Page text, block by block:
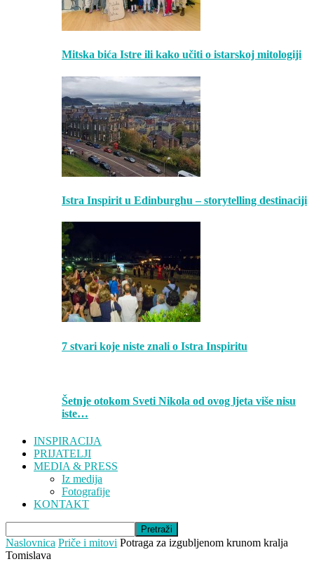
Mitska bića Istre ili kako učiti o istarskoj mitologiji
Istra Inspirit u Edinburghu – storytelling destinaciji
7 stvari koje niste znali o Istra Inspiritu
Šetnje otokom Sveti Nikola od ovog ljeta više nisu
iste…
INSPIRACIJA
PRIJATELJI
MEDIA & PRESS
Iz medija
Fotografije
KONTAKT
Naslovnica Priče i mitovi Potraga za izgubljenom krunom kralja
Tomislava